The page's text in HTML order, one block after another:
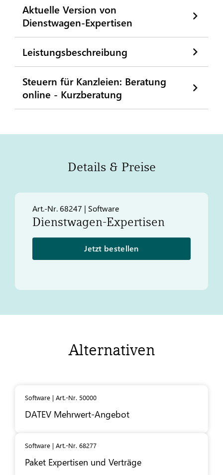
Aktuelle Version von
Dienstwagen-Expertisen
Leistungsbeschreibung
Steuern für Kanzleien: Beratung
online - Kurzberatung
Details & Preise
Art.-Nr. 68247 | Software
Dienstwagen-Expertisen
Jetzt bestellen
Alternativen
Software | Art.-Nr. 50000
DATEV Mehrwert-Angebot
Software | Art.-Nr. 68277
Paket Expertisen und Verträge